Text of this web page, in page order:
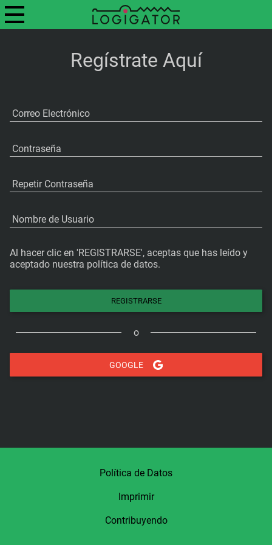
Regístrate Aquí
Correo Electrónico
Contraseña
Repetir Contraseña
Nombre de Usuario
Al hacer clic en 'REGISTRARSE', aceptas que has leído y
aceptado nuestra política de datos.
REGISTRARSE
o
GOOGLE
Política de Datos
Imprimir
Contribuyendo